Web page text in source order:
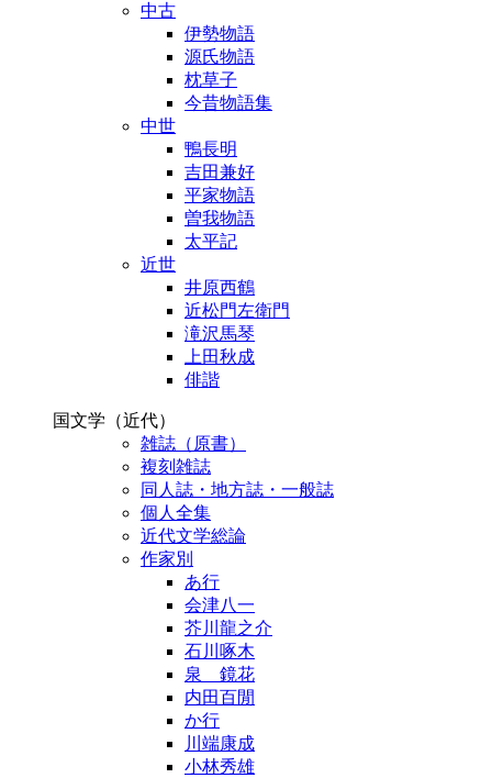
中古
伊勢物語
源氏物語
枕草子
今昔物語集
中世
鴨長明
吉田兼好
平家物語
曽我物語
太平記
近世
井原西鶴
近松門左衛門
滝沢馬琴
上田秋成
俳諧
国文学（近代）
雑誌（原書）
複刻雑誌
同人誌・地方誌・一般誌
個人全集
近代文学総論
作家別
あ行
会津八一
芥川龍之介
石川啄木
泉 鏡花
内田百閒
か行
川端康成
小林秀雄